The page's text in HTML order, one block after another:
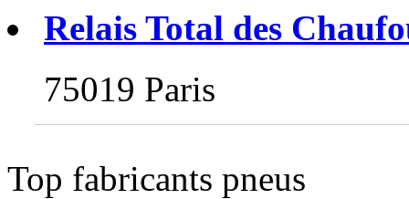
Relais Total des
75019 Paris
Top fabricants pneus